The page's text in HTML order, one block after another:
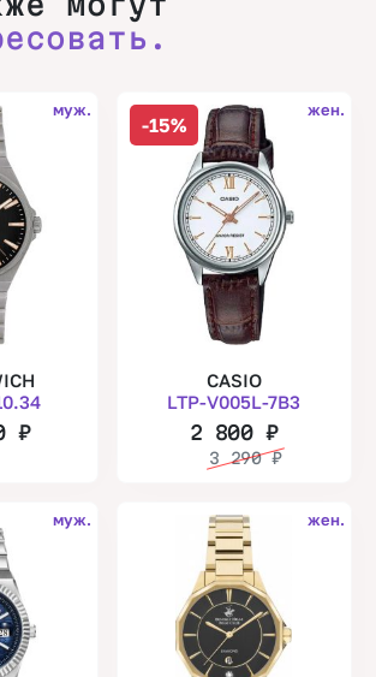
муж.
₽
-15%
жен.
CASIO
LTP-V005L-7B3
2 800₽
3 290₽
муж. жен.